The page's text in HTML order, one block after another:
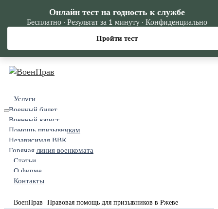
Услуги
Военный билет
Военный юрист
Помощь призывникам
Независимая ВВК
Горячая линия военкомата
Статьи
О фирме
Контакты
ВоенПрав | Правовая помощь для призывников в Ржеве
Онлайн тест на годность к службе
Бесплатно · Результат за 1 минуту · Конфиденциально
Пройти тест